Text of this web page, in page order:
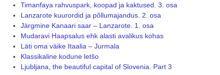
Timanfaya rahvuspark, koopad ja kaktused. 3. osa
Lanzarote kuurordid ja põllumajandus. 2. osa
Järgmine Kanaari saar – Lanzarote. 1. osa
Mudaravi Haapsalus ehk alasti avalikus kohas
Läti oma väike Itaalia – Jurmala
Klassikaline kodune letšo
Ljubljana, the beautiful capital of Slovenia. Part 3